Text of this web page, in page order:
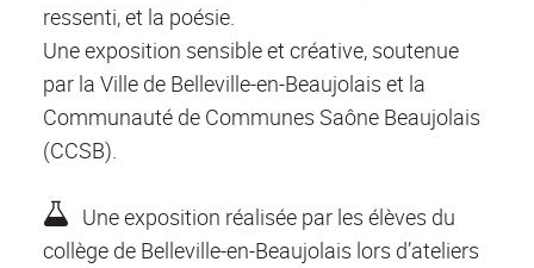
ressenti, et la poésie.
Une exposition sensible et créative, soutenue
par la Ville de Belleville-en-Beaujolais et la
Communauté de Communes Saône Beaujolais
(CCSB).
Une exposition réalisée par les élèves du
collège de Belleville-en-Beaujolais lors d’ateliers